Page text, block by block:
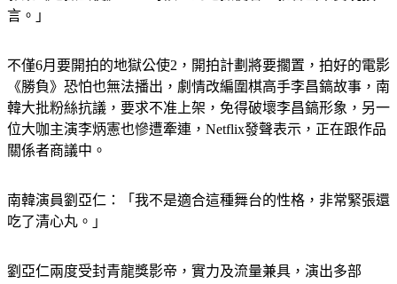
影集《地獄公使》：「時候一到地獄使者，就會出來實現預
不僅6月要開拍的地獄公使2，開拍計劃將要擱置，拍好的電影
《勝負》恐怕也無法播出，劇情改編圍棋高手李昌鎬故事，南
韓大批粉絲抗議，要求不准上架，免得破壞李昌鎬形象，另一
位大咖主演李炳憲也慘遭牽連，Netflix發聲表示，正在跟作品
南韓演員劉亞仁：「我不是適合這種舞台的性格，非常緊張還